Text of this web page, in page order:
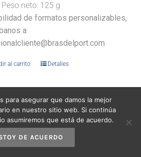
Peso neto: 125 g
de formatos personalizables,
a
al carrito Detalles
de sal marina natural 440 g
€ (IVA incluido)
para asegurar que damos la mejor
en nuestro sitio web. Si continúa
asumiremos que está de acuerdo.
DE ACUERDO